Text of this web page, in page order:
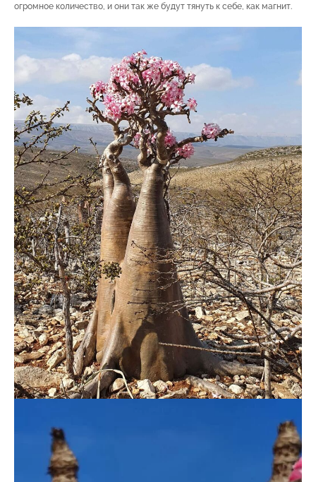
огромное количество, и они так же будут тянуть к себе, как магнит.